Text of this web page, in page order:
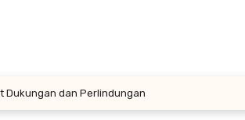
Dukungan dan Perlindungan